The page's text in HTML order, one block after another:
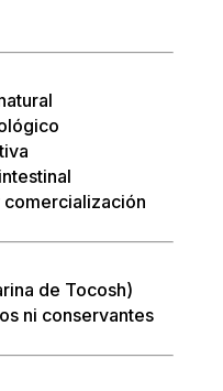
de Tocosh)
ni conservantes